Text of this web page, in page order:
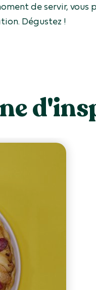
de servir, vous
Dégustez !